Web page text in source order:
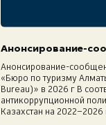
Анонсирование-
Анонсирование-
«Бюро по туризму
Bureau)» в 2026 г В
антикоррупционной
Казахстан на